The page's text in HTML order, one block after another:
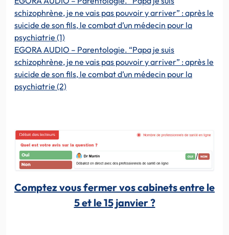
schizophrène, je ne vais pas pouvoir y arriver” : après le
suicide de son fils, le combat d’un médecin pour la
psychiatrie (1)
EGORA AUDIO – Parentologie. “Papa je suis
schizophrène, je ne vais pas pouvoir y arriver” : après le
suicide de son fils, le combat d’un médecin pour la
psychiatrie (2)
Comptez vous fermer vos cabinets entre le
5 et le 15 janvier ?